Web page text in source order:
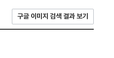
구글 이미지 검색 결과 보기